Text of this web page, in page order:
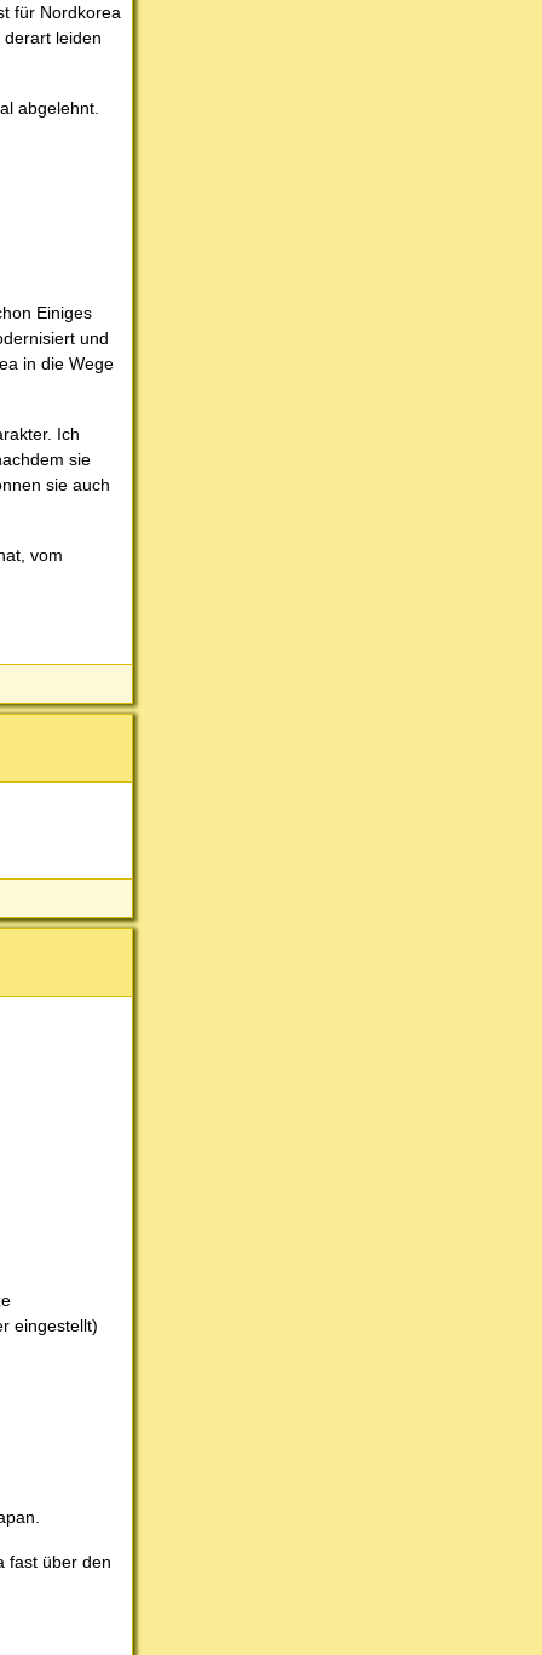
für Nordkorea
leiden
abgelehnt.
Einiges
und
in die Wege
Ich
sie
sie auch
vom
eingestellt)
fast über den